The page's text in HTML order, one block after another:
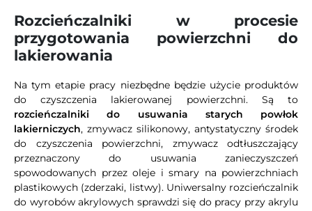
Rozcieńczalniki w procesie
przygotowania powierzchni do
lakierowania
Na tym etapie pracy niezbędne będzie użycie produktów
do czyszczenia lakierowanej powierzchni. Są to
rozcieńczalniki do usuwania starych powłok
lakierniczych, zmywacz silikonowy, antystatyczny środek
do czyszczenia powierzchni, zmywacz odtłuszczający
przeznaczony do usuwania zanieczyszczeń
spowodowanych przez oleje i smary na powierzchniach
plastikowych (zderzaki, listwy). Uniwersalny rozcieńczalnik
do wyrobów akrylowych sprawdzi się do pracy przy akrylu